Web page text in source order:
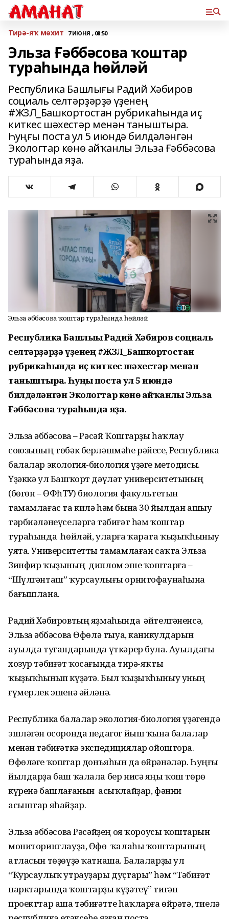
Тирә-яҡ мөхит 7 ИЮНЯ , 08:50
Эльза Ғәббәсова ҡоштар
тураһында һөйләй
Республика Башлығы Радий Хәбиров
социаль селтәрҙәрҙә үҙенең
#ЖЗЛ_Башкортостан рубрикаһында иҫ
киткес шәхестәр менән таныштыра.
Һуңғы поста ул 5 июндә билдәләнгән
Экологтар көнө айҡанлы Эльза Ғәббәсова
тураһында яҙа.
Эльза Ғәббәсова ҡоштар тураһында һөйләй
Республика Башлығы Радий Хәбиров социаль
селтәрҙәрҙә үҙенең #ЖЗЛ_Башкортостан
рубрикаһында иҫ киткес шәхестәр менән
таныштыра. Һуңғы поста ул 5 июндә
билдәләнгән Экологтар көнө айҡанлы Эльза
Ғәббәсова тураһында яҙа.
Эльза Ғәббәсова – Рәсәй Ҡоштарҙы һаҡлау
союзының төбәк берләшмәһе рәйесе, Республика
балалар экология-биология үҙәге методисы.
Үҙәккә ул Башҡорт дәүләт университетының
(бөгөн – ӨФһТУ) биология факультетын
тамамлағас та килә һәм бына 30 йылдан ашыу
тәрбиәләнеүселәргә тәбиғәт һәм ҡоштар
тураһында һөйләй, уларға ҡарата ҡыҙыҡһыныу
уята. Университетты тамамлаған саҡта Эльза
Зинфир ҡыҙының диплом эше ҡоштарға –
“Шүлгәнташ” ҡурсаулығы орнитофаунаһына
бағышлана.
Радий Хәбировтың яҙмаһында әйтелгәненсә,
Эльза Ғәббәсова Өфөлә тыуа, каникулдарын
ауылда туғандарында үткәрер була. Ауылдағы
хозур тәбиғәт ҡосағында тирә-яҡты
ҡыҙыҡһынып күҙәтә. Был ҡыҙыҡһыныу уның
ғүмерлек эшенә әйләнә.
Республика балалар экология-биология үҙәгендә
эшләгән осоронда педагог йыш ҡына балалар
менән тәбиғәткә экспедициялар ойоштора.
Өфөләге ҡоштар донъяһын да өйрәнәләр. Һуңғы
йылдарҙа баш ҡалала бер нисә яңы ҡош төрө
күренә башлағанын асыҡлайҙар, фәнни
асыштар яһайҙар.
Эльза Ғәббәсова Рәсәйҙең оя ҡороусы ҡоштарын
мониторинглауҙа, Өфө ҡалаһы ҡоштарының
атласын төҙөүҙә ҡатнаша. Балаларҙы ул
“Ҡурсаулыҡ утрауҙары дуҫтары” һәм “Тәбиғәт
парктарында ҡоштарҙы күҙәтеү” тигән
проекттар аша тәбиғәтте һаҡларға өйрәтә, тиелә